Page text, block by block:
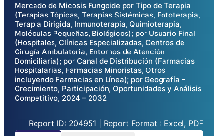
Mercado de Micosis Fungoide por Tipo de Terapia
(Terapias Tópicas, Terapias Sistémicas, Fototerapia,
Terapia Dirigida, Inmunoterapia, Quimioterapia,
Moléculas Pequeñas, Biológicos); por Usuario Final
(Hospitales, Clínicas Especializadas, Centros de
Cirugía Ambulatoria, Entornos de Atención
Domiciliaria); por Canal de Distribución (Farmacias
Hospitalarias, Farmacias Minoristas, Otros
incluyendo Farmacias en Línea); por Geografía –
Crecimiento, Participación, Oportunidades y Análisis
Competitivo, 2024 – 2032
Report ID: 204951 | Report Format : Excel, PDF